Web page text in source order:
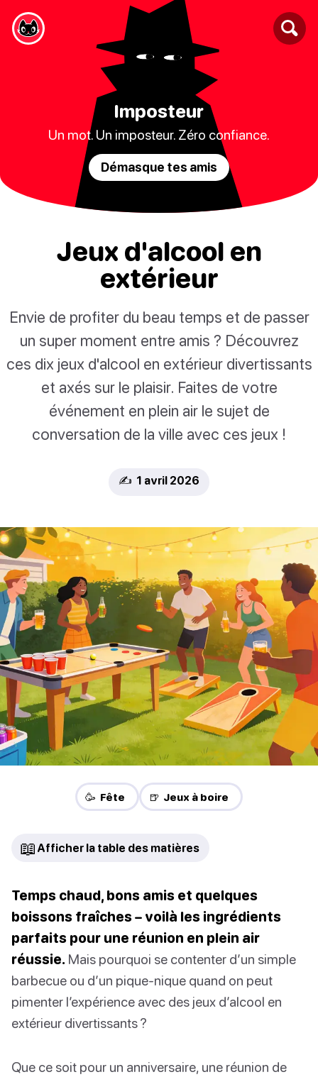
Imposteur
Un mot. Un imposteur. Zéro confiance.
Démasque tes amis
Jeux d'alcool en
extérieur
Envie de profiter du beau temps et de passer
un super moment entre amis ? Découvrez
ces dix jeux d'alcool en extérieur divertissants
et axés sur le plaisir. Faites de votre
événement en plein air le sujet de
conversation de la ville avec ces jeux !
✍️ 1 avril 2026
🥳 Fête 🍺 Jeux à boire
📖 Afficher la table des matières
Temps chaud, bons amis et quelques
boissons fraîches – voilà les ingrédients
parfaits pour une réunion en plein air
réussie. Mais pourquoi se contenter d’un simple
barbecue ou d’un pique-nique quand on peut
pimenter l’expérience avec des jeux d’alcool en
extérieur divertissants ?
Que ce soit pour un anniversaire, une réunion de